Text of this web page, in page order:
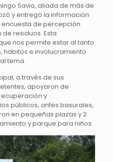
Savio, aliada de más de
y entregó la información
de percepción
residuos. Esta
nos permite estar al tanto
e involucramiento
tema.
a través de sus
apoyaron de
y
públicos, antes basurales,
en pequeñas plazas y 2
y parque para niños.